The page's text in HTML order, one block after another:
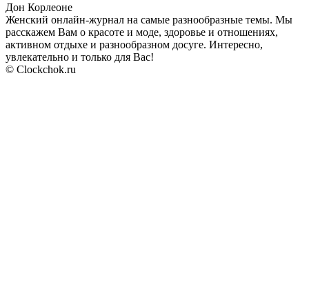
Дон Корлеоне
Женский онлайн-журнал на самые разнообразные темы. Мы
расскажем Вам о красоте и моде, здоровье и отношениях,
активном отдыхе и разнообразном досуге. Интересно,
увлекательно и только для Вас!
© Clockchok.ru